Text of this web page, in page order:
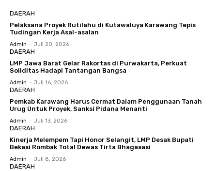
DAERAH
Pelaksana Proyek Rutilahu di Kutawaluya Karawang Tepis
Tudingan Kerja Asal-asalan
Admin - Juli 20, 2026
DAERAH
LMP Jawa Barat Gelar Rakortas di Purwakarta, Perkuat
Soliditas Hadapi Tantangan Bangsa
Admin - Juli 16, 2026
DAERAH
Pemkab Karawang Harus Cermat Dalam Penggunaan Tanah
Urug Untuk Proyek, Sanksi Pidana Menanti
Admin - Juli 13, 2026
DAERAH
Kinerja Melempem Tapi Honor Selangit, LMP Desak Bupati
Bekasi Rombak Total Dewas Tirta Bhagasasi
Admin - Juli 8, 2026
DAERAH